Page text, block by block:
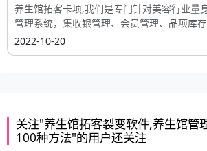
养生馆拓客卡项,我们是专门针对美容行业量
管理系统，集收银管理、会员管理、品项库
2022-10-20
关注"养生馆拓客裂变软件,养生馆管
100种方法"的用户还关注